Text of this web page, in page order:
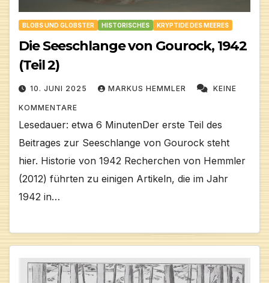
BLOBS UND GLOBSTER HISTORISCHES KRYPTIDE DES MEERES
Die Seeschlange von Gourock, 1942
(Teil 2)
10. JUNI 2025 MARKUS HEMMLER KEINE
KOMMENTARE
Lesedauer: etwa 6 MinutenDer erste Teil des
Beitrages zur Seeschlange von Gourock steht
hier. Historie von 1942 Recherchen von Hemmler
(2012) führten zu einigen Artikeln, die im Jahr
1942 in…